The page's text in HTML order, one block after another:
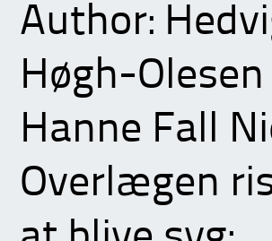
Author:
Høgh-Olesen
Hanne Fall
Overlægen